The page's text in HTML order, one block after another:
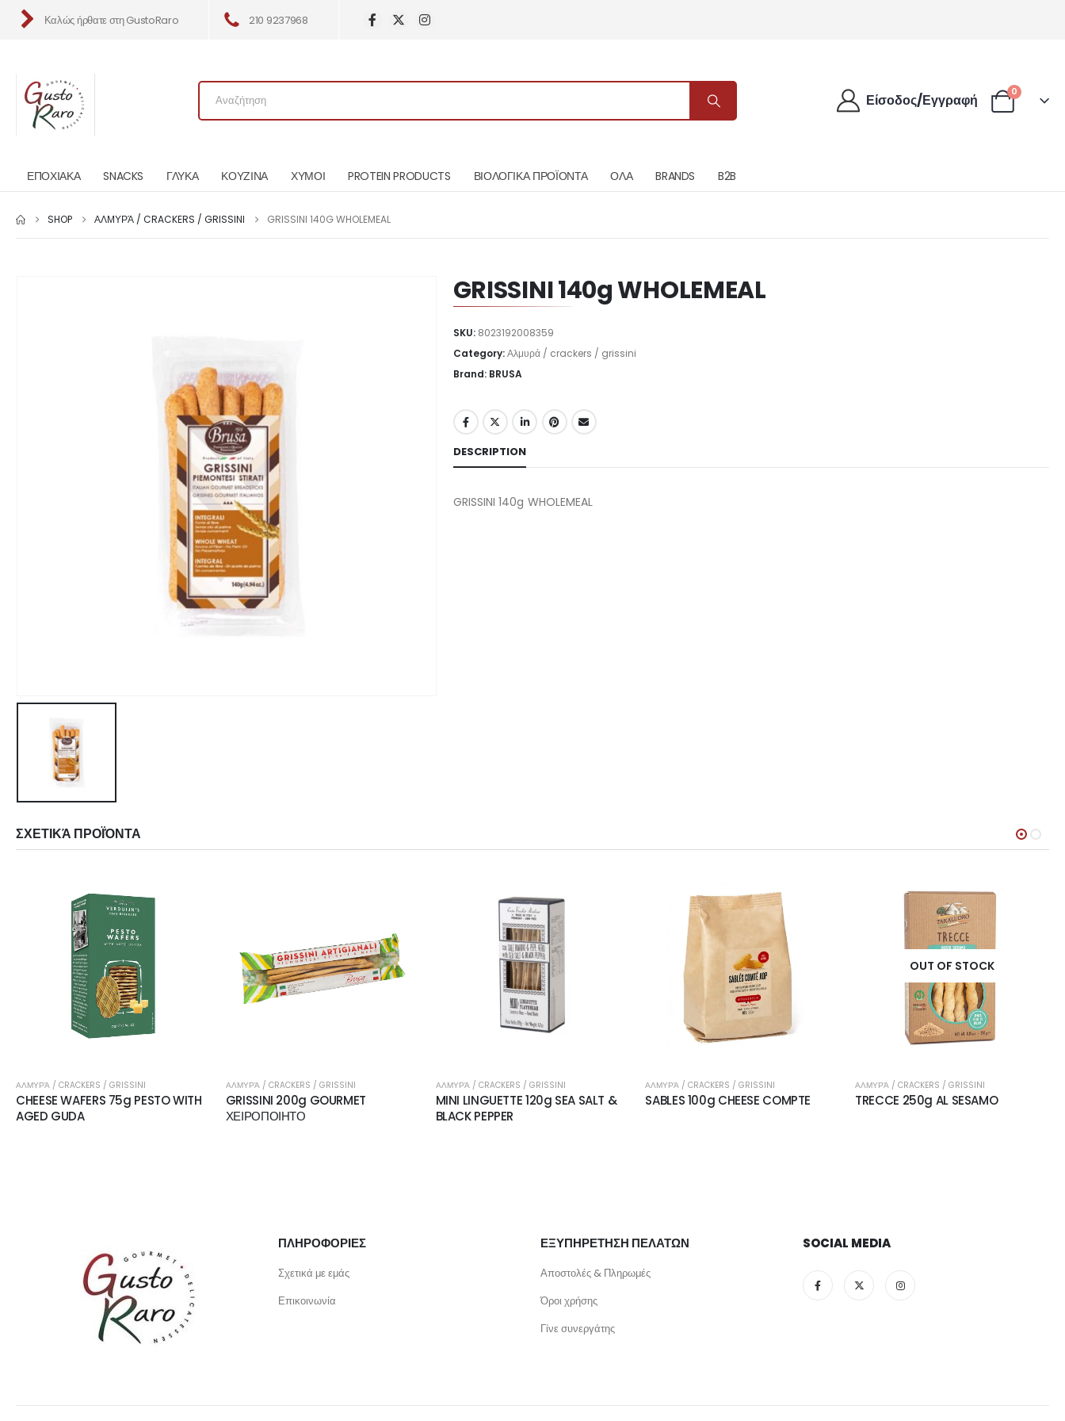
Καλώς ήρθατε στη GustoRaro 210 9237968
Είσοδος/Εγγραφή
0
ΕΠΟΧΙΑΚΑ SNACKS ΓΛΥΚΑ ΚΟΥΖΙΝΑ ΧΥΜΟΙ PROTEIN PRODUCTS ΒΙΟΛΟΓΙΚΑ ΠΡΟΪΟΝΤΑ ΟΛΑ BRANDS B2B
SHOP ΑΛΜΥΡΆ / CRACKERS / GRISSINI GRISSINI 140G WHOLEMEAL
GRISSINI 140g WHOLEMEAL
SKU: 8023192008359
Category:Αλμυρά / crackers / grissini
Brand: BRUSA
DESCRIPTION
GRISSINI 140g WHOLEMEAL
ΣΧΕΤΙΚΆ ΠΡΟΪΌΝΤΑ
WITH
ΑΛΜΥΡΆ / CRACKERS / GRISSINI
GRISSINI 200g GOURMET
ΧΕΙΡΟΠΟΙΗΤΟ
ΑΛΜΥΡΆ / CRACKERS / GRISSINI
MINI LINGUETTE 120g SEA SALT &
BLACK PEPPER
ΑΛΜΥΡΆ / CRACKERS / GRISSINI
SABLES 100g CHEESE COMPTE
OUT OF STOCK
ΑΛΜΥΡΆ / CRACKERS / GRISSINI
TRECCE 250g AL SESAMO
ΑΛΜΥΡΆ / CRACKERS / GRISSINI
TRECCE 250g CLASSICO
ΠΛΗΡΟΦΟΡΙΕΣ
Σχετικά με εμάς
Επικοινωνία
ΕΞΥΠΗΡΕΤΗΣΗ ΠΕΛΑΤΩΝ
Αποστολές & Πληρωμές
Όροι χρήσης
Γίνε συνεργάτης
SOCIAL MEDIA